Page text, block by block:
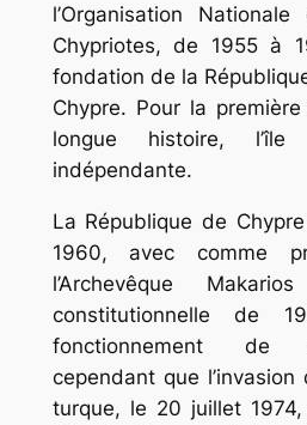
l’Organisation
Chypriotes, de 1955 à
fondation de la
Chypre. Pour la
longue histoire,
indépendante.
La République de
1960, avec comme
l’Archevêque
constitutionnelle de
fonctionnement de
cependant que l’invasion
turque, le 20 juillet